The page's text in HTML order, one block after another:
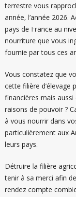
terrestre vous
année, l’année 2026.
pays de France au
nourriture que vous
fournie par tous ces
Vous constatez que
cette filière d’élevage
financières mais
raisons de pouvoir ?
à vous nourrir dans
particulièrement aux
leurs pays.
Détruire la filière
tenir à sa merci afin
rendez compte